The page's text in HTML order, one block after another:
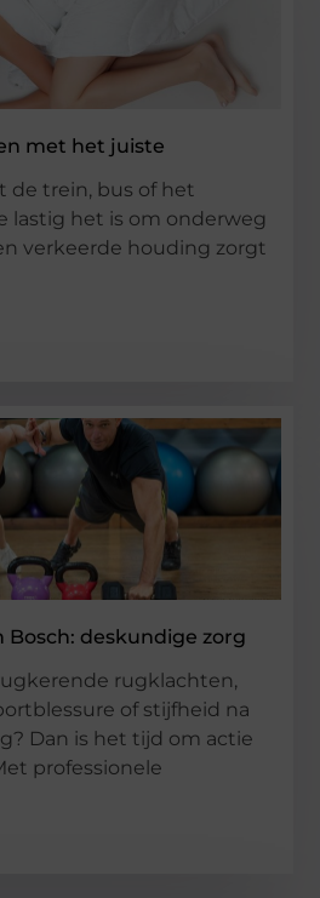
met het juiste
de trein, bus of het
lastig het is om onderweg
verkeerde houding zorgt
Bosch: deskundige zorg
rugklachten,
of stijfheid na
Dan is het tijd om actie
professionele